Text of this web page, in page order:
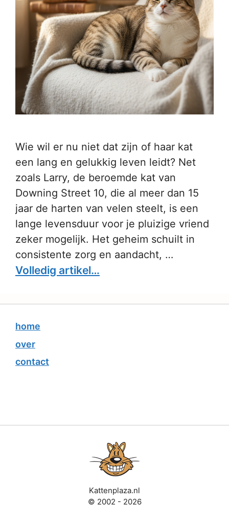
Wie wil er nu niet dat zijn of haar kat
een lang en gelukkig leven leidt? Net
zoals Larry, de beroemde kat van
Downing Street 10, die al meer dan 15
jaar de harten van velen steelt, is een
lange levensduur voor je pluizige vriend
zeker mogelijk. Het geheim schuilt in
consistente zorg en aandacht, …
Volledig artikel…
home
over
contact
Kattenplaza.nl
© 2002 - 2026